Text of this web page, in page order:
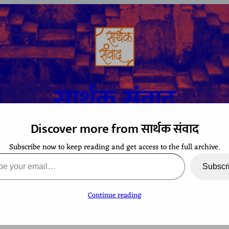
सार्थक संवाद
A space to gaze at the world from Bharatiya perspective
Discover more from सार्थक संवाद
Subscribe now to keep reading and get access to the full archive.
Continue reading